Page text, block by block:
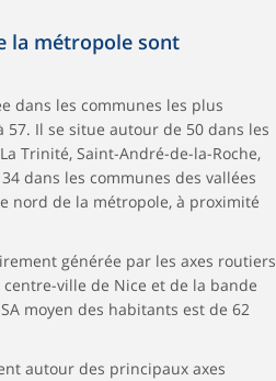
la métropole sont
dans les communes les plus
57. Il se situe autour de 50 dans les
Trinité, Saint-André-de-la-Roche,
dans les communes des vallées
nord de la métropole, à proximité
générée par les axes routiers
centre-ville de Nice et de la bande
moyen des habitants est de 62
autour des principaux axes